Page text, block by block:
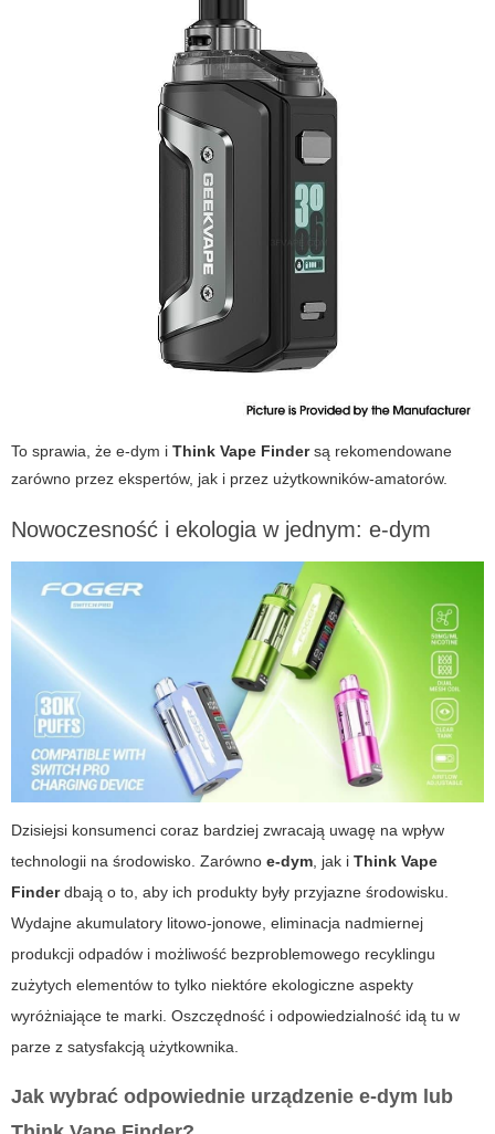
To sprawia, że e-dym i Think Vape Findersą rekomendowane
zarówno przez ekspertów, jak i przez użytkowników-amatorów.
Nowoczesność i ekologia w jednym: e-dym
Dzisiejsi konsumenci coraz bardziej zwracają uwagę na wpływ
technologii na środowisko. Zarówno e-dym , jak i Think Vape
Finderdbają o to, aby ich produkty były przyjazne środowisku.
Wydajne akumulatory litowo-jonowe, eliminacja nadmiernej
produkcji odpadów i możliwość bezproblemowego recyklingu
zużytych elementów to tylko niektóre ekologiczne aspekty
wyróżniające te marki. Oszczędność i odpowiedzialność idą tu w
parze z satysfakcją użytkownika.
Jak wybrać odpowiednie urządzenie e-dym lub